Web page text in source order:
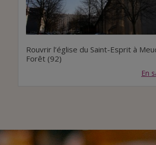
Rouvrir l’église du Saint-Esprit à
Forêt (92)
En